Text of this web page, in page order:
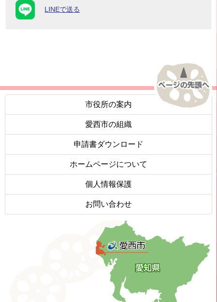
LINEで送る
市役所の案内
愛西市の組織
申請書ダウンロード
ホームページについて
個人情報保護
お問い合わせ